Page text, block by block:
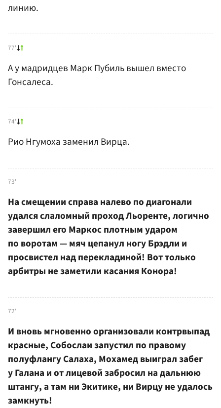
линию.
77'
А у мадридцев Марк Пубиль вышел вместо
Гонсалеса.
74'
Рио Нгумоха заменил Вирца.
73'
На смещении справа налево по диагонали
удался слаломный проход Льоренте, логично
завершил его Маркос плотным ударом
по воротам — мяч цепанул ногу Брэдли и
просвистел над перекладиной! Вот только
арбитры не заметили касания Конора!
72'
И вновь мгновенно организовали контрвыпад
красные, Собослаи запустил по правому
полуфлангу Салаха, Мохамед выиграл забег
у Галана и от лицевой забросил на дальнюю
штангу, а там ни Экитике, ни Вирцу не удалось
замкнуть!